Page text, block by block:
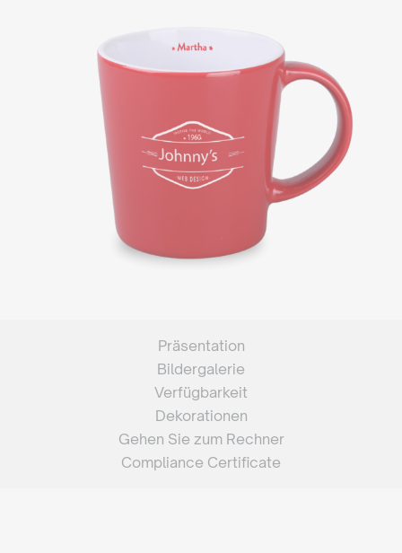
Präsentation
Bildergalerie
Verfügbarkeit
Dekorationen
Gehen Sie zum Rechner
Compliance Certificate